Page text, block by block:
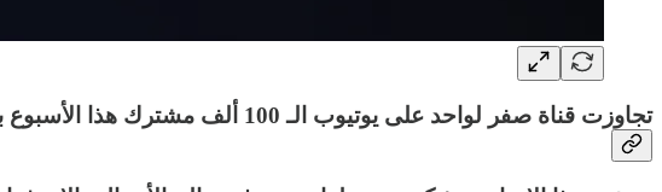
تجاوزت قناة صفر لواحد على يوتيوب الـ 100 ألف مشترك هذا الأسبوع بنمو شهري وصل إلى 96% خلال الأشهر الأخيرة.